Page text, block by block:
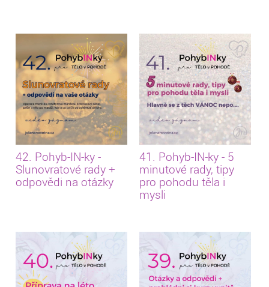
42. Pohyb-IN-ky -
Slunovratové rady +
odpovědi na otázky
41. Pohyb-IN-ky - 5
minutové rady, tipy
pro pohodu těla i
mysli